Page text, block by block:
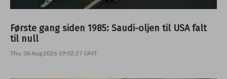
Første gang siden 1985: Saudi-oljen til USA falt
til null
Thu, 06 Aug 2026 19:02:27 GMT